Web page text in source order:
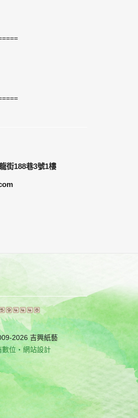
街188巷3號1樓
2026 吉興紙藝
數位‧網站設計